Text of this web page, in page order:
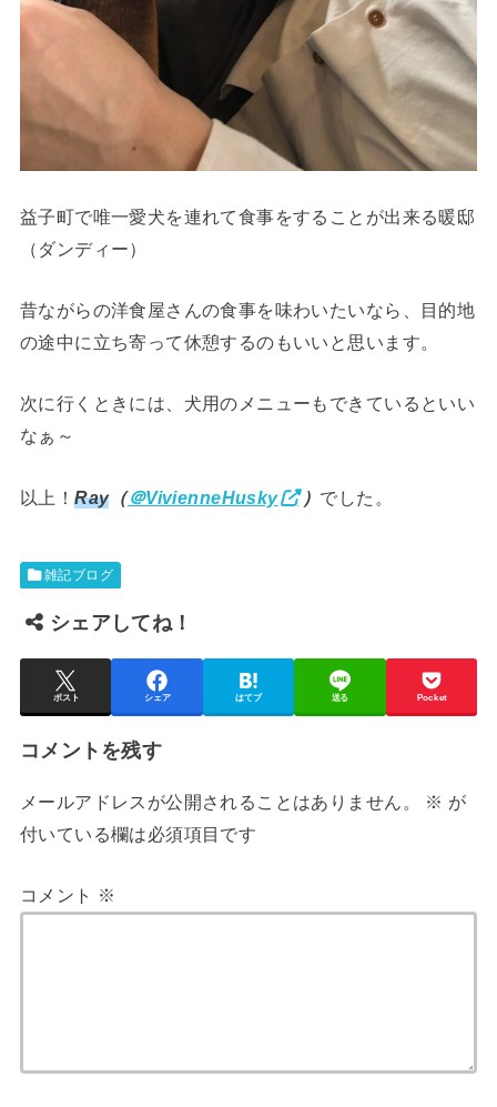
益子町で唯一愛犬を連れて食事をすることが出来る暖邸
（ダンディー）
昔ながらの洋食屋さんの食事を味わいたいなら、目的地
の途中に立ち寄って休憩するのもいいと思います。
次に行くときには、犬用のメニューもできているといい
なぁ～
以上！Ray（＠VivienneHusky ） でした。
雑記ブログ
シェアしてね！
ポスト シェア はてブ 送る Pocket
コメントを残す
メールアドレスが公開されることはありません。 ※ が
付いている欄は必須項目です
コメント ※